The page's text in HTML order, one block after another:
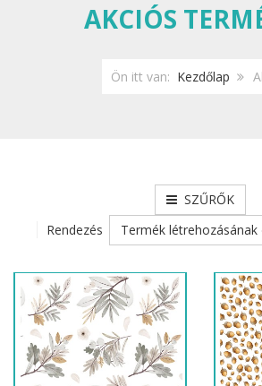
AKCIÓS
Ön itt van: Kezdőlap
SZŰRŐK
Rendezés
Termék létrehozásának